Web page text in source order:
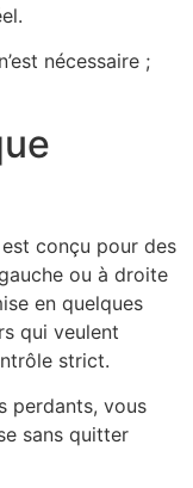
nécessaire ;
conçu pour des
ou à droite
en quelques
qui veulent
strict.
perdants, vous
sans quitter